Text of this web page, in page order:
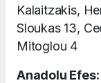
Kalaitzakis,
Sloukas 13,
Mitoglou 4
Anadolu Efes: